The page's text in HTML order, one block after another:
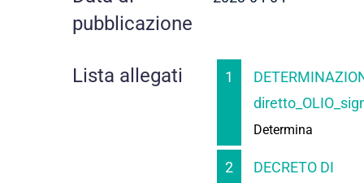
pubblicazione
Lista allegati 1
Determina
2
DECRETO DI